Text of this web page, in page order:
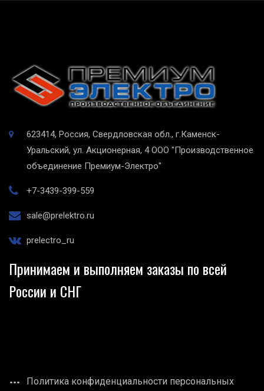
623414, Россия, Свердловская обл., г.Каменск-
Уральский, ул. Акционерная, 4 ООО "Производственное
объединение Премиум-Электро"
+7-3439-399-559
sale@prelektro.ru
prelectro_ru
Принимаем и выполняем заказы по всей
России и СНГ
Политика конфиденциальности персональных